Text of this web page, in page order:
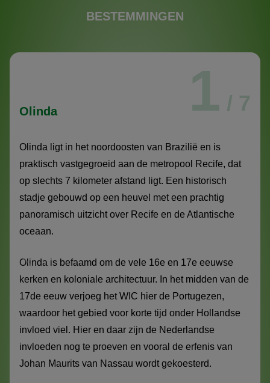
BESTEMMINGEN
Olinda 1 / 7
Olinda ligt in het noordoosten van Brazilië en is
praktisch vastgegroeid aan de metropool Recife, dat
op slechts 7 kilometer afstand ligt. Een historisch
stadje gebouwd op een heuvel met een prachtig
panoramisch uitzicht over Recife en de Atlantische
oceaan.
Olinda is befaamd om de vele 16e en 17e eeuwse
kerken en koloniale architectuur. In het midden van de
17de eeuw verjoeg het WIC hier de Portugezen,
waardoor het gebied voor korte tijd onder Hollandse
invloed viel. Hier en daar zijn de Nederlandse
invloeden nog te proeven en vooral de erfenis van
Johan Maurits van Nassau wordt gekoesterd.